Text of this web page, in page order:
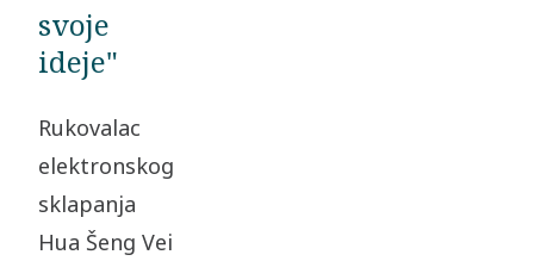
svoje
ideje"
Rukovalac
elektronskog
sklapanja
Hua Šeng Vei